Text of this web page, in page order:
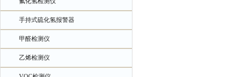
手持式硫化氢报警器
甲醛检测仪
乙烯检测仪